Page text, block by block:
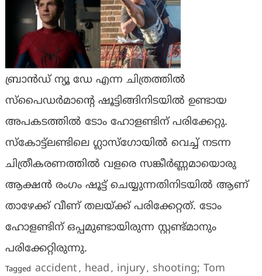
ബ്രാൻഡ് ന്യൂ ഡേ എന്ന ചിത്രത്തിൽ
സ്പൈഡർമാന്റെ ഷൂട്ടിങ്ങിനിടയിൽ ഉണ്ടായ
അപകടത്തിൽ ടോം ഹോളണ്ടിന് പരിക്കേറ്റു.
സ്കോട്ട്ലണ്ടിലെ ഗ്ലാസ്ഗോയിൽ വെച്ച് നടന്ന
ചിത്രീകരണത്തിൽ വളരെ സങ്കീർണ്ണമായൊരു
ആക്ഷൻ രംഗം ഷൂട്ട് ചെയ്യുന്നതിനിടയിൽ ആണ്
താഴേക്ക് വീണ് തലയ്ക്ക് പരിക്കേറ്റത്. ടോം
ഹോളണ്ടിന് ഒപ്പമുണ്ടായിരുന്ന സ്റ്റണ്ട്മാനും
പരിക്കേറ്റിരുന്നു.
Tagged accident , head , injury, shooting; Tom